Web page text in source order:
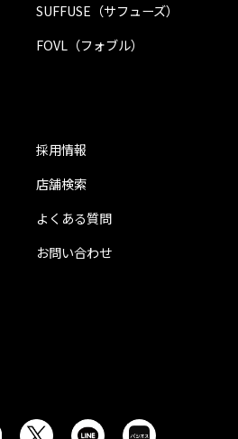
SUFFUSE（サフューズ）
FOVL（フォブル）
採用情報
店舗検索
よくある質問
お問い合わせ